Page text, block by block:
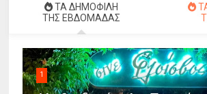
ΤΑ ΔΗΜΟΦΙΛΗ
ΤΗΣ ΕΒΔΟΜΑΔΑΣ
1